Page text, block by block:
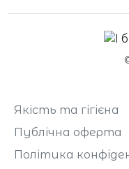
Якість та гігієна
Публічна оферта
Політика